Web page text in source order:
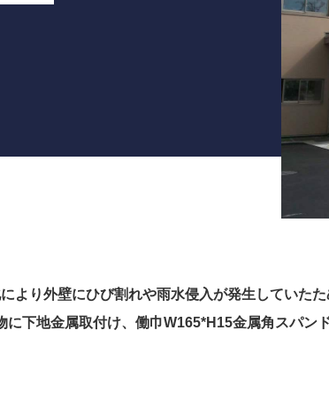
より外壁にひび割れや雨水侵入が発生していた
に下地金属取付け、働巾W165*H15金属角スパン